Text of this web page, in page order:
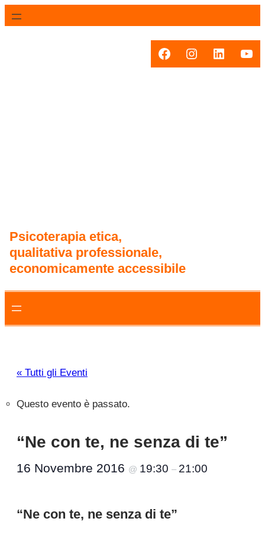
Facebook
Instagram
LinkedIn
Psicoterapia etica,
qualitativa professionale,
economicamente accessibile
« Tutti gli Eventi
Questo evento è passato.
“Ne con te, ne senza di te”
16 Novembre 2016 @ 19:30 – 21:00
“Ne con te, ne senza di te”